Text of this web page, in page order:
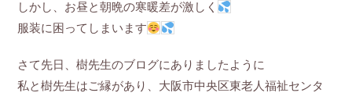
しかし、お昼と朝晩の寒暖差が激しく
服装に困ってしまいます
さて先日、樹先生のブログにありましたように
私と樹先生はご縁があり、大阪市中央区東老人福祉センタ